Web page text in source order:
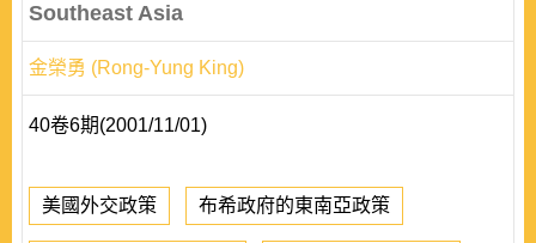
Southeast Asia
金榮勇 (Rong-Yung King)
40卷6期(2001/11/01)
美國外交政策 布希政府的東南亞政策